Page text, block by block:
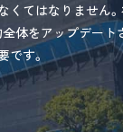
くてはなりません
体をアップデート
です。